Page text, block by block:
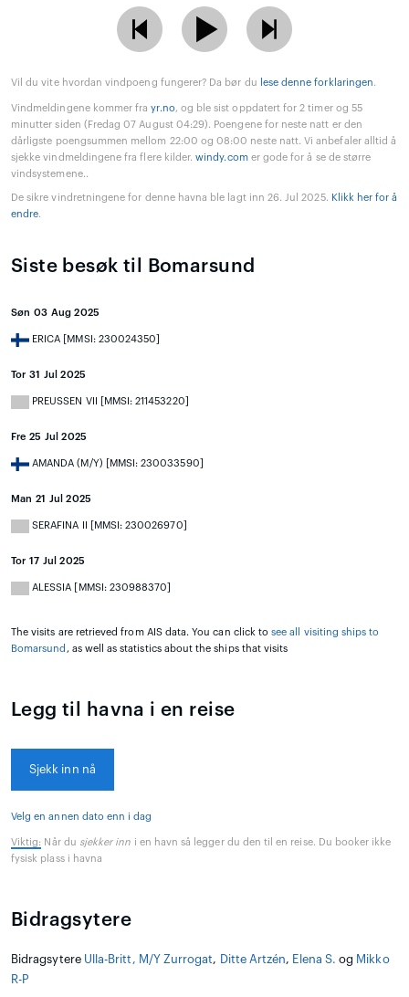
Vil du vite hvordan vindpoeng fungerer? Da bør du lese denne forklaringen.
Vindmeldingene kommer frayr.no, og ble sist oppdatert for 2 timer og 55
minutter siden (Fredag 07 August 04:29). Poengene for neste natt er den
dårligste poengsummen mellom 22:00 og 08:00 neste natt. Vi anbefaler alltid å
sjekke vindmeldingene fra flere kilder.windy.comer gode for å se de større
vindsystemene..
De sikre vindretningene for denne havna ble lagt inn 26. Jul 2025. Klikk her for å
endre.
Siste besøk til Bomarsund
Søn 03 Aug 2025
ERICA [MMSI: 230024350]
Tor 31 Jul 2025
PREUSSEN VII [MMSI: 211453220]
Fre 25 Jul 2025
AMANDA (M/Y) [MMSI: 230033590]
Man 21 Jul 2025
SERAFINA II [MMSI: 230026970]
Tor 17 Jul 2025
ALESSIA [MMSI: 230988370]
The visits are retrieved from AIS data. You can click tosee all visiting ships to
Bomarsund , as well as statistics about the ships that visits
Legg til havna i en reise
Sjekk inn nå
Velg en annen dato enn i dag
Viktig: Når du sjekker inn i en havn så legger du den til en reise. Du booker ikke
fysisk plass i havna
Bidragsytere
Bidragsytere Ulla-Britt, M/Y Zurrogat, Ditte Artzén, Elena S. og Mikko
R-P